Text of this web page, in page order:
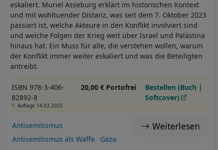
eskaliert. Muriel Asseburg erklärt im historischen Kontext
und mit wohltuender Distanz, was seit dem 7. Oktober 2023
passiert ist, welche Akteure in den Konflikt involviert sind
und welche Folgen der Krieg weit über Israel und Palästina
hinaus hat. Ein Muss für alle, die verstehen wollen, warum
der Konflikt immer weiter eskaliert und was die Beteiligten
antreibt.
ISBN 978-3-406-
82892-8
1. Auflage 14.03.2025
20,00 € Portofrei
Bestellen (Buch |
Softcover)
Weiterlesen
Antisemitismus
Antisemitismus als Waffe
Gaza